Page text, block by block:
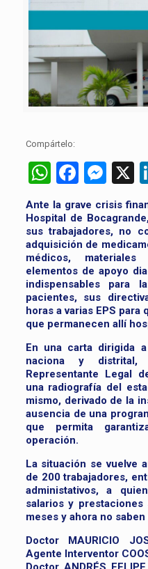
Compártelo:
X
Ante la grave crisis
Hospital de
sus trabajadores, no
adquisición de
médicos,
elementos de apoyo
indispensables para
pacientes, sus
horas a varias EPS
que permanecen allí
En una carta dirigida
naciona y distrital,
Representante Legal
una radiografía del
mismo, derivado de la
ausencia de una
que permita
operación.
La situación se vuelve
de 200 trabajadores,
administativos, a
salarios y
meses y ahora no
Doctor MAURICIO
Agente Interventor